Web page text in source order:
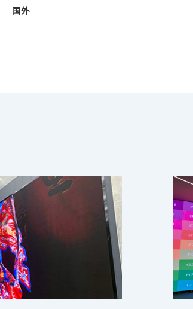
国外